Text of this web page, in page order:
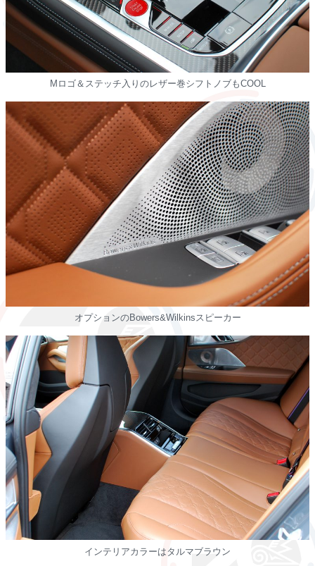
Mロゴ＆ステッチ入りのレザー巻シフトノブもCOOL
オプションのBowers&Wilkinsスピーカー
インテリアカラーはタルマブラウン